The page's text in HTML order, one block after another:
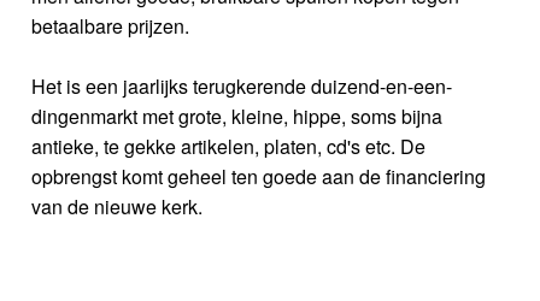
betaalbare prijzen.
Het is een jaarlijks terugkerende duizend-en-een-
dingenmarkt met grote, kleine, hippe, soms bijna
antieke, te gekke artikelen, platen, cd's etc. De
opbrengst komt geheel ten goede aan de financiering
van de nieuwe kerk.